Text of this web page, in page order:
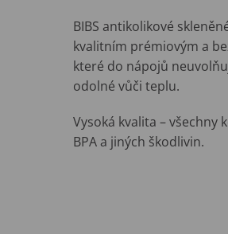
BIBS antikolikové
kvalitním prémiovým a
které do nápojů
odolné vůči teplu.
Vysoká kvalita –
BPA a jiných škodlivin.